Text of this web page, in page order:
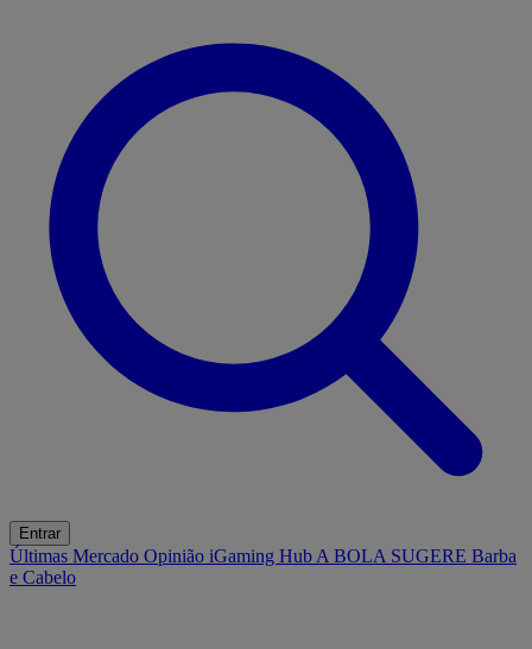
Entrar
Últimas Mercado Opinião iGaming Hub A BOLA SUGERE Barba
e Cabelo